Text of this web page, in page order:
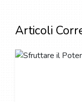
Articoli